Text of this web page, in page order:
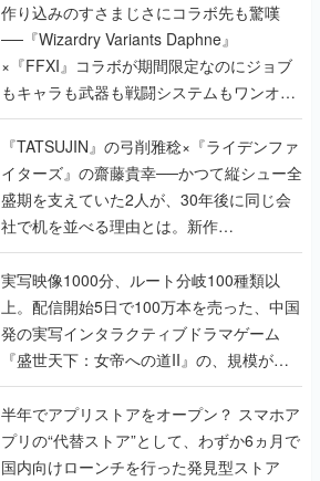
作り込みのすさまじさにコラボ先も驚嘆
──『Wizardry Variants Daphne』
×『FFXI』コラボが期間限定なのにジョブ
もキャラも武器も戦闘システムもワンオフ
で作り込まれた理由を両ディレクターに聞
く
『TATSUJIN』の弓削雅稔×『ライデンファ
イターズ』の齋藤貴幸──かつて縦シュー全
盛期を支えていた2人が、30年後に同じ会
社で机を並べる理由とは。新作
『TATSUJIN EXTREME』で初タッグを組
んだレジェンド2人に訊く開発秘話
実写映像1000分、ルート分岐100種類以
上。配信開始5日で100万本を売った、中国
発の実写インタラクティブドラマゲーム
『盛世天下：女帝への道II』の、規模が違
うこだわりをプロデューサーに聞いた
半年でアプリストアをオープン？ スマホア
プリの“代替ストア”として、わずか6ヵ月で
国内向けローンチを行った発見型ストア